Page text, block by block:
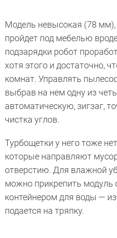
Модель невысокая (78 мм),
пройдет под мебелью
подзарядки робот
хотя этого и достаточно,
комнат. Управлять
выбрав на нем одну из
автоматическую, зигзаг,
чистка углов.
Турбощетки у него тоже
которые направляют
отверстию. Для влажной
можно прикрепить модуль
контейнером для воды —
подается на тряпку.